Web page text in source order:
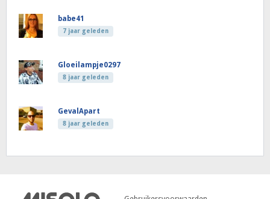
babe41
7 jaar geleden
Gloeilampje0297
8 jaar geleden
GevalApart
8 jaar geleden